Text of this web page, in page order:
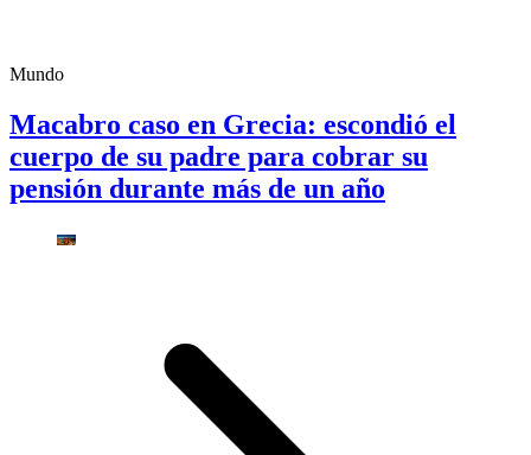
Mundo
Macabro caso en Grecia: escondió el
cuerpo de su padre para cobrar su
pensión durante más de un año